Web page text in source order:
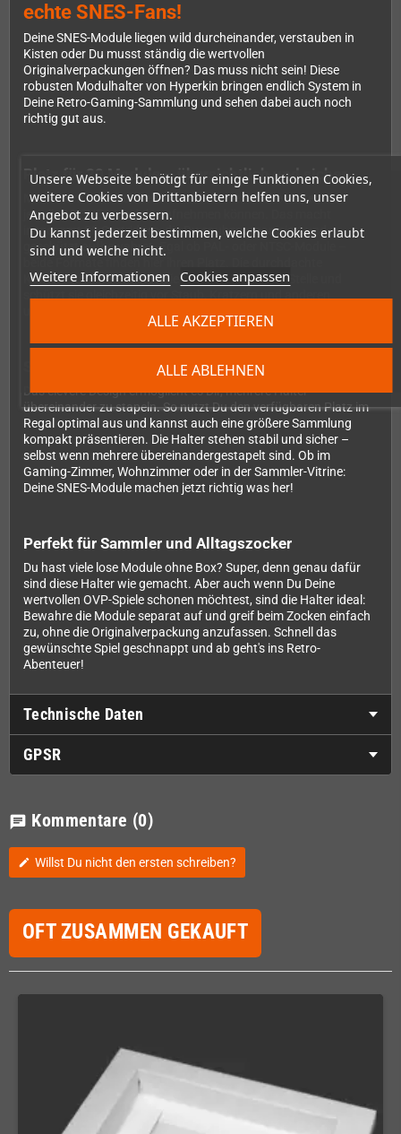
Unsere Webseite benötigt für einige Funktionen Cookies,
weitere Cookies von Drittanbietern helfen uns, unser
Angebot zu verbessern.
Du kannst jederzeit bestimmen, welche Cookies erlaubt
sind und welche nicht.
Weitere Informationen Cookies anpassen
ALLE ABLEHNEN
ALLE AKZEPTIEREN
echte SNES-Fans!
Deine SNES-Module liegen wild durcheinander, verstauben in
Kisten oder Du musst ständig die wertvollen
Originalverpackungen öffnen? Das muss nicht sein! Diese
robusten Modulhalter von Hyperkin bringen endlich System in
Deine Retro-Gaming-Sammlung und sehen dabei auch noch
richtig gut aus.
Platz für 20 Module – übersichtlich und sicher
Mit diesem 2er-Pack bekommst Du zwei stabile Halter, die
jeweils 10 SNES-Module aufnehmen können. Das macht
insgesamt 20 Cartridges, die Du sauber organisiert und
geschützt aufbewahrst. Egal ob PAL- oder NTSC-Module –
Konstruktion hält Deine Spiele sicher an Ort und Stelle und
schützt sie gleichzeitig vor Staub, Kratzern und anderen
Stapelbar und platzsparend
Das clevere Design ermöglicht es Dir, mehrere Halter
übereinander zu stapeln. So nutzt Du den verfügbaren Platz im
Regal optimal aus und kannst auch eine größere Sammlung
kompakt präsentieren. Die Halter stehen stabil und sicher –
selbst wenn mehrere übereinandergestapelt sind. Ob im
Gaming-Zimmer, Wohnzimmer oder in der Sammler-Vitrine:
Deine SNES-Module machen jetzt richtig was her!
Perfekt für Sammler und Alltagszocker
Du hast viele lose Module ohne Box? Super, denn genau dafür
sind diese Halter wie gemacht. Aber auch wenn Du Deine
wertvollen OVP-Spiele schonen möchtest, sind die Halter ideal:
Bewahre die Module separat auf und greif beim Zocken einfach
zu, ohne die Originalverpackung anzufassen. Schnell das
gewünschte Spiel geschnappt und ab geht's ins Retro-
Abenteuer!
Technische Daten
GPSR
chat Kommentare (0)
edit Willst Du nicht den ersten schreiben?
OFT ZUSAMMEN GEKAUFT